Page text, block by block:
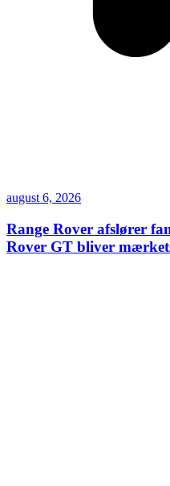
august 6, 2026
Range Rover afslører
Rover GT bliver